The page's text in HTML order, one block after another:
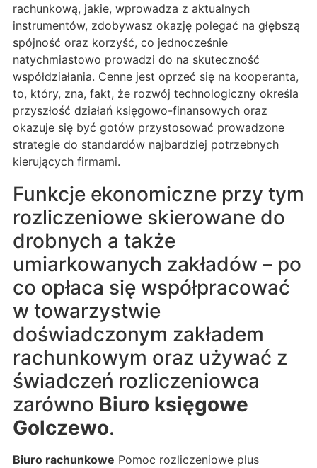
rachunkową, jakie, wprowadza z aktualnych
instrumentów, zdobywasz okazję polegać na głębszą
spójność oraz korzyść, co jednocześnie
natychmiastowo prowadzi do na skuteczność
współdziałania. Cenne jest oprzeć się na kooperanta,
to, który, zna, fakt, że rozwój technologiczny określa
przyszłość działań księgowo-finansowych oraz
okazuje się być gotów przystosować prowadzone
strategie do standardów najbardziej potrzebnych
kierujących firmami.
Funkcje ekonomiczne przy tym
rozliczeniowe skierowane do
drobnych a także
umiarkowanych zakładów – po
co opłaca się współpracować
w towarzystwie
doświadczonym zakładem
rachunkowym oraz używać z
świadczeń rozliczeniowca
zarówno Biuro księgowe
Golczewo.
Biuro rachunkowe Pomoc rozliczeniowe plus